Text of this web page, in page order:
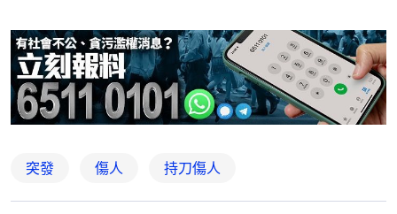
突發 傷人 持刀傷人